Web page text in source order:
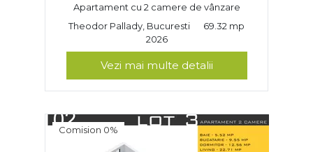
Apartament cu 2 camere de vânzare
Theodor Pallady, Bucuresti
69.32 mp
2026
Vezi mai multe detalii
Comision 0%